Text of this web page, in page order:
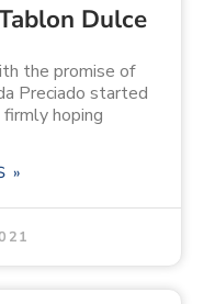
Dulce
the promise of
Preciado started
hoping
»